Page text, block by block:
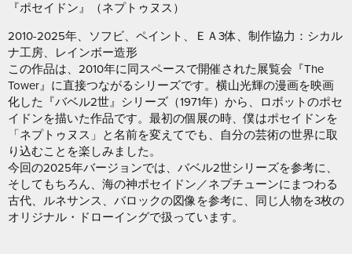
『ポセイドン』（ネプトゥヌス）
2010-2025年、ソフビ、ペイント、ＥＡ3体、制作協力：シカル
ナ工房、レインボー造形
この作品は、2010年に同スペースで開催された展覧会『The
Tower』に直接つながるシリーズです。横山光輝の漫画を映画
化した『バベル2世』シリーズ（1971年）から、ロボットのポセ
イドンを描いた作品です。最初の個展の時、僕はポセイドンを
「ネプトゥヌス」と名前を変えてでも、自分の芸術の世界に取
り込むことを楽しみました。
今回の2025年バージョンでは、バベル2世シリーズを参考に、
そしてもちろん、海の神ポセイドン／ネプチューンにまつわる
古代、ルネサンス、バロックの図像を参考に、同じ人物を3枚の
オリジナル・ドローイングで扱っています。